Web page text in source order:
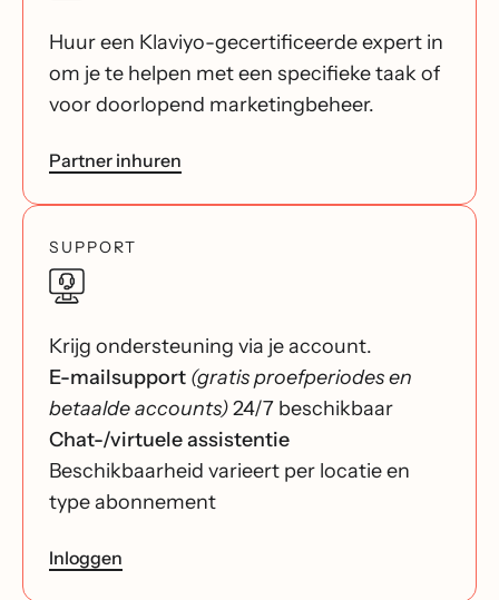
Huur een Klaviyo-gecertificeerde expert in
om je te helpen met een specifieke taak of
voor doorlopend marketingbeheer.
Partner inhuren
SUPPORT
Krijg ondersteuning via je account.
E-mailsupport (gratis proefperiodes en
betaalde accounts)24/7 beschikbaar
Chat-/virtuele assistentie
Beschikbaarheid varieert per locatie en
type abonnement
Inloggen